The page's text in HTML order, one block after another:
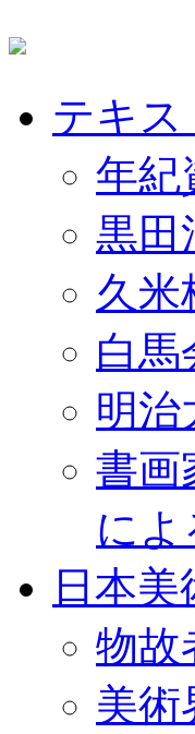
テキス
年紀
黒田
久米
白馬
明治
書画
によ
日本
物故
美術